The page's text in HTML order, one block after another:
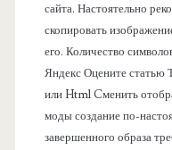
сайта. Настоятельно
скопировать
его. Количество
Яндекс Оцените статью
или Html Cменить
моды создание по-
завершенного образа